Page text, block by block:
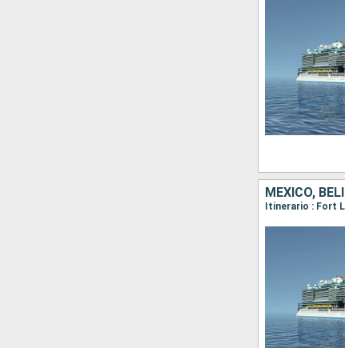
MÉXICO,
Itinerario : Fort